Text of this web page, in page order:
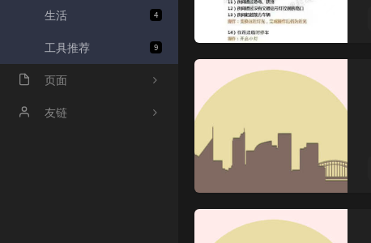
4
生活
9
工具推荐
页面
文章归档
友链